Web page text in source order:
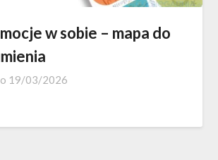
w sobie – mapa do
19/03/2026